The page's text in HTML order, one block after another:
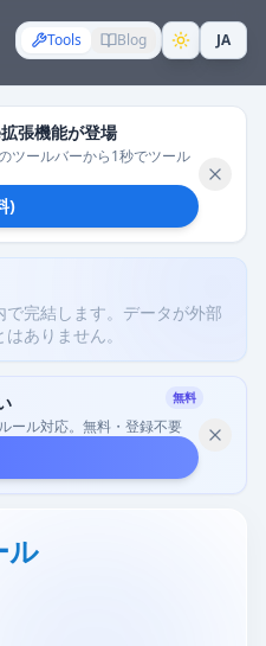
Tools Blog JA
張機能が登場
ツールバーから1秒でツール
)
完結します。データが外部
ありません。
無料
ール対応。無料・登録不要
ル